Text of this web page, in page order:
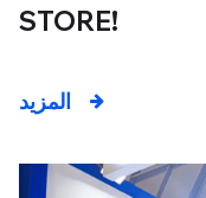
STORE!
المزيد